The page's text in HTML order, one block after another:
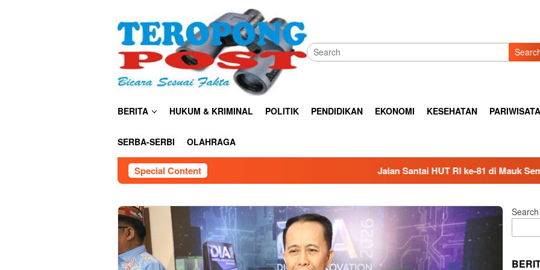
BERITA HUKUM & KRIMINAL POLITIK PENDIDIKAN EKONOMI KESEHATAN PARIWISATA
SERBA-SERBI OLAHRAGA
Special Content Jalan Santai HUT RI ke-81 di Mauk Semarak, Ribuan Warga
Search